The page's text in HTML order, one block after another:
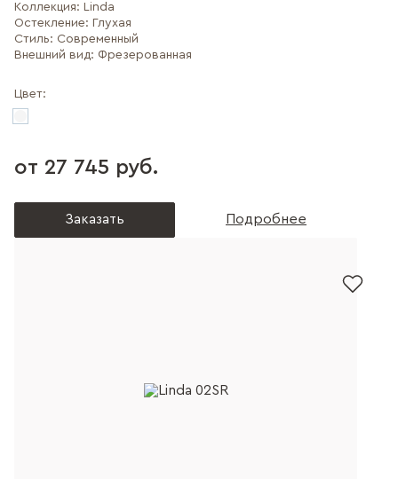
Коллекция: Linda
Остекление: Глухая
Стиль: Современный
Внешний вид: Фрезерованная
Цвет:
от 27 745 руб.
Заказать Подробнее